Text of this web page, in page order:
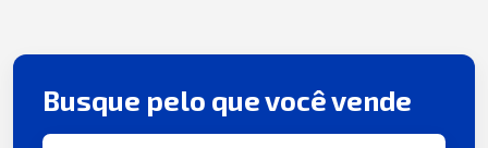
Busque pelo que você vende